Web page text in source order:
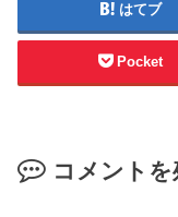
はてブ
Pocket
コメントを